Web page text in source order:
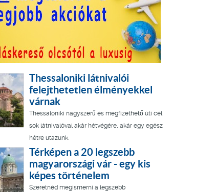
Thessaloniki látnivalói
felejthetetlen élményekkel
várnak
Thessaloniki nagyszerű és megfizethető úti cél
sok látnivalóval akár hétvégére, akár egy egész
hétre utazunk.
Térképen a 20 legszebb
magyarországi vár - egy kis
képes történelem
Szeretnéd megismerni a legszebb